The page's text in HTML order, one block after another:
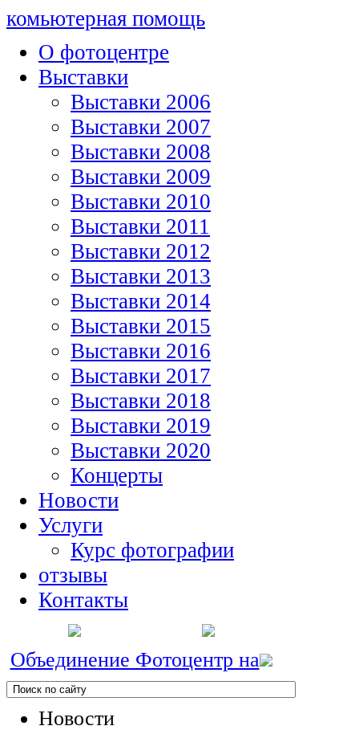
комьютерная помощь
О фотоцентре
Выставки
Выставки 2006
Выставки 2007
Выставки 2008
Выставки 2009
Выставки 2010
Выставки 2011
Выставки 2012
Выставки 2013
Выставки 2014
Выставки 2015
Выставки 2016
Выставки 2017
Выставки 2018
Выставки 2019
Выставки 2020
Концерты
Новости
Услуги
Курс фотографии
отзывы
Контакты
Объединение Фотоцентр на
Новости